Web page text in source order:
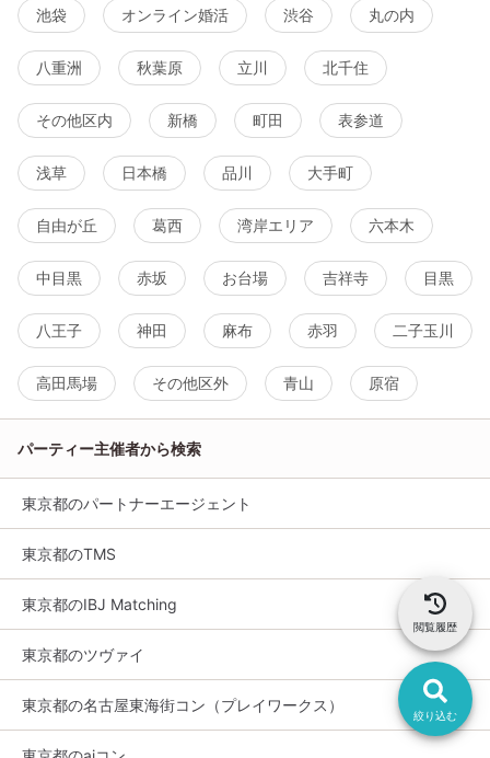
絞り込む
閲覧履歴
池袋 オンライン婚活 渋谷 丸の内
八重洲 秋葉原 立川 北千住
その他区内 新橋 町田 表参道
浅草 日本橋 品川 大手町
自由が丘 葛西 湾岸エリア 六本木
中目黒 赤坂 お台場 吉祥寺 目黒
八王子 神田 麻布 赤羽 二子玉川
高田馬場 その他区外 青山 原宿
パーティー主催者から検索
東京都のパートナーエージェント
東京都のTMS
東京都のIBJ Matching
東京都のツヴァイ
東京都の名古屋東海街コン（プレイワークス）